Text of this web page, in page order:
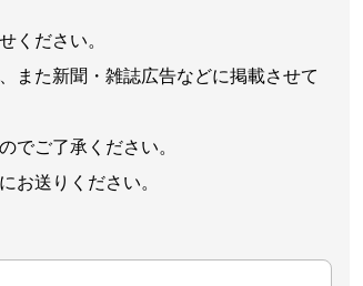
ください。
また新聞・雑誌広告などに掲載させて
でご了承ください。
お送りください。